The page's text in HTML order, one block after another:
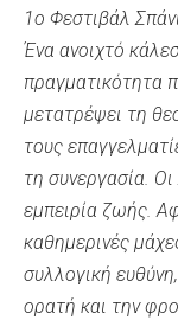
1ο Φεστιβάλ
Ένα ανοιχτό
πραγματικότητα
μετατρέψει τη
τους
τη συνεργασία.
εμπειρία ζωής.
καθημερινές
συλλογική
ορατή και την